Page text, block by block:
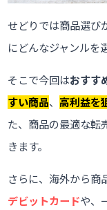
せどりでは商品選び
にどんなジャンルを
そこで今回はおすす
すい商品、 高利益を
た、商品の最適な転
きます。
さらに、海外から商
デビットカードや、